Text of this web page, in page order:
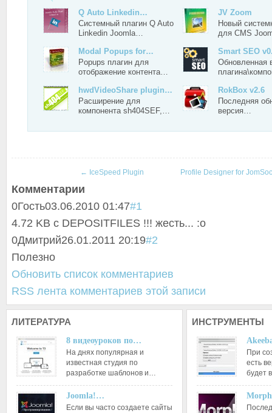
Q Auto Linkedin…
Системный плагин Q Auto
Linkedin Joomla…
JV Zoom
Новый
для CMS
Modal Popups for…
Popups плагин для
отображение контента…
Smart SEO
Обновленная
hwdVideoShare plugin…
Расширение для
компонента sh404SEF,…
RokBox v2.6
Последняя
версия…
← IceSpeed Plugin Profile Designer for
Комментарии
0Гость03.06.2010 01:47#1
4.72 KB c DEPOSITFILES !!! жесть... :o
0Дмитрий26.01.2011 20:19#2
Полезно
Обновить список комментариев
RSS лента комментариев этой записи
ЛИТЕРАТУРА
8 видеоуроков по…
На днях популярная и
известная студия по
разработке шаблонов и…
Joomla!…
Если вы часто создаете сайты
ИНСТРУМЕНТЫ
При
есть
будет